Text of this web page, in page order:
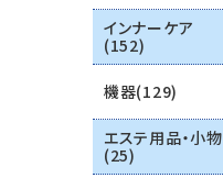
お問い合わせ
インナーケア
(152)
機器(129)
エステ用品・小物
(25)